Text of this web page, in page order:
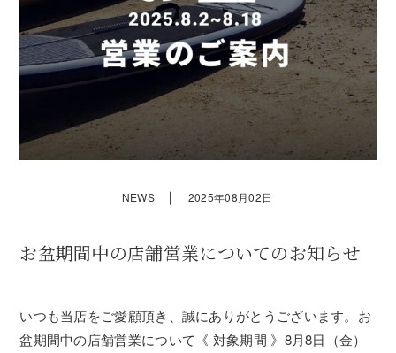
NEWS ｜ 2025年08月02日
お盆期間中の店舗営業についてのお知らせ
いつも当店をご愛顧頂き、誠にありがとうございます。お
盆期間中の店舗営業について《 対象期間 》8月8日（金）